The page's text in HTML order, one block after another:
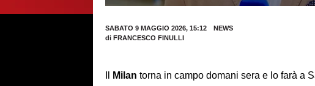
SABATO 9 MAGGIO 2026, 15:12
NEWS
di FRANCESCO FINULLI
Milan torna in campo domani sera e lo farà a